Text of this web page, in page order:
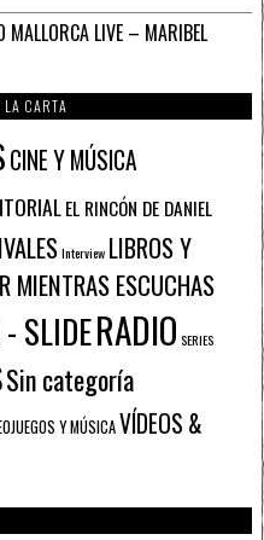
LIVE – MARIBEL
LA CARTA
CINE Y MÚSICA
EL RINCÓN DE DANIEL
Interview LIBROS Y
MIENTRAS ESCUCHAS
SLIDERADIO SERIES
Sin categoría
Y MÚSICAVÍDEOS &